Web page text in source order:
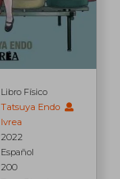
Libro Físico
Tatsuya Endo
Ivrea
2022
Español
200